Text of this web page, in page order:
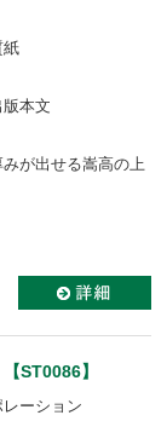
紙
本文
みが出せる嵩高の上
ST0086】
ーション